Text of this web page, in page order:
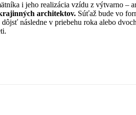
i jeho realizácia vzídu z výtvarno –
architektov. Súťaž bude vo
následne v priebehu roka alebo